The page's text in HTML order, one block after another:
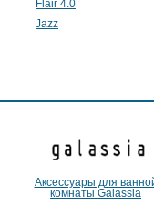
Flair 4.0
Jazz
Аксессуары для
комнаты Galassia